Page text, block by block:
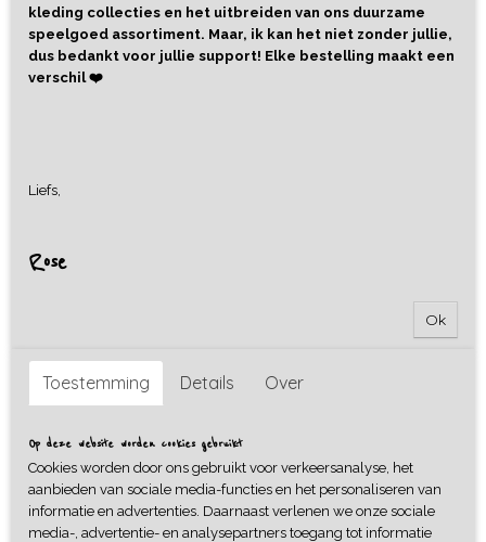
Speelrijst - Winter Mix - 800
gram
kleding collecties en het uitbreiden van ons duurzame
speelgoed assortiment. Maar, ik kan het niet zonder jullie,
dus bedankt voor jullie support! Elke bestelling maakt een
verschil ❤️
Liefs,
Rose
Ok
Toestemming Details Over
Op deze website worden cookies gebruikt
Cookies worden door ons gebruikt voor verkeersanalyse, het
aanbieden van sociale media-functies en het personaliseren van
informatie en advertenties. Daarnaast verlenen we onze sociale
media-, advertentie- en analysepartners toegang tot informatie